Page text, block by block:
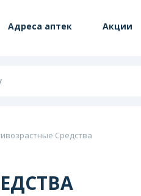
Адреса аптек Акции
Средства